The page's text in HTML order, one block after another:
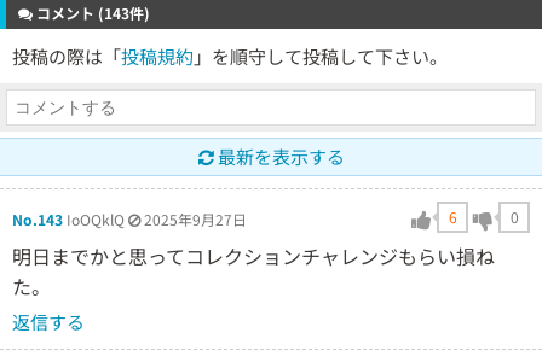
コメント (143件)
投稿の際は「投稿規約 」を順守して投稿して下さい。
最新を表示する
No.143 IoOQklQ 2025年9月27日 6 0
明日までかと思ってコレクションチャレンジもらい損ね
た。
返信する